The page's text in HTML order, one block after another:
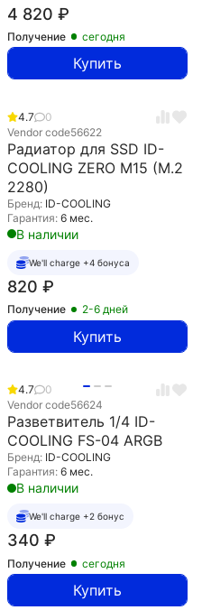
4 820 ₽
Получение сегодня
Купить
4.7
0
Vendor code56622
Радиатор для SSD ID-
COOLING ZERO M15 (M.2
2280)
Бренд: ID-COOLING
Гарантия: 6 мес.
В наличии
We'll charge +4 бонуса
820 ₽
Получение 2-6 дней
Купить
4.7
0
Vendor code56624
Разветвитель 1/4 ID-
COOLING FS-04 ARGB
Бренд: ID-COOLING
Гарантия: 6 мес.
В наличии
We'll charge +2 бонус
340 ₽
Получение сегодня
Купить